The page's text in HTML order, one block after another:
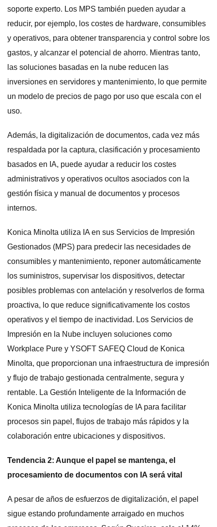
soporte experto. Los MPS también pueden ayudar a
reducir, por ejemplo, los costes de hardware, consumibles
y operativos, para obtener transparencia y control sobre los
gastos, y alcanzar el potencial de ahorro. Mientras tanto,
las soluciones basadas en la nube reducen las
inversiones en servidores y mantenimiento, lo que permite
un modelo de precios de pago por uso que escala con el
uso.
Además, la digitalización de documentos, cada vez más
respaldada por la captura, clasificación y procesamiento
basados ​​en IA, puede ayudar a reducir los costes
administrativos y operativos ocultos asociados con la
gestión física y manual de documentos y procesos
internos.
Konica Minolta utiliza IA en sus Servicios de Impresión
Gestionados (MPS) para predecir las necesidades de
consumibles y mantenimiento, reponer automáticamente
los suministros, supervisar los dispositivos, detectar
posibles problemas con antelación y resolverlos de forma
proactiva, lo que reduce significativamente los costos
operativos y el tiempo de inactividad. Los Servicios de
Impresión en la Nube incluyen soluciones como
Workplace Pure y YSOFT SAFEQ Cloud de Konica
Minolta, que proporcionan una infraestructura de impresión
y flujo de trabajo gestionada centralmente, segura y
rentable. La Gestión Inteligente de la Información de
Konica Minolta utiliza tecnologías de IA para facilitar
procesos sin papel, flujos de trabajo más rápidos y la
colaboración entre ubicaciones y dispositivos.
Tendencia 2: Aunque el papel se mantenga, el
procesamiento de documentos con IA será vital
A pesar de años de esfuerzos de digitalización, el papel
sigue estando profundamente arraigado en muchos